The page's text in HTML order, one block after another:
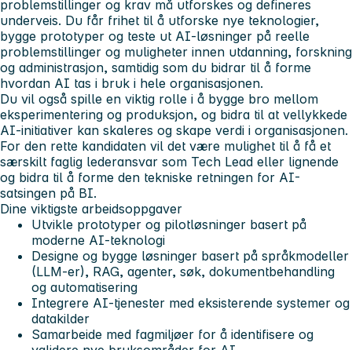
problemstillinger og krav må utforskes og defineres
underveis. Du får frihet til å utforske nye teknologier,
bygge prototyper og teste ut AI-løsninger på reelle
problemstillinger og muligheter innen utdanning, forskning
og administrasjon, samtidig som du bidrar til å forme
hvordan AI tas i bruk i hele organisasjonen.
Du vil også spille en viktig rolle i å bygge bro mellom
eksperimentering og produksjon, og bidra til at vellykkede
AI-initiativer kan skaleres og skape verdi i organisasjonen.
For den rette kandidaten vil det være mulighet til å få et
særskilt faglig lederansvar som Tech Lead eller lignende
og bidra til å forme den tekniske retningen for AI-
satsingen på BI.
Dine viktigste arbeidsoppgaver
Utvikle prototyper og pilotløsninger basert på
moderne AI-teknologi
Designe og bygge løsninger basert på språkmodeller
(LLM-er), RAG, agenter, søk, dokumentbehandling
og automatisering
Integrere AI-tjenester med eksisterende systemer og
datakilder
Samarbeide med fagmiljøer for å identifisere og